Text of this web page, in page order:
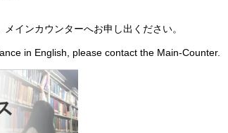
インカウンターへお申し出ください。
in English, please contact the Main-Counter.